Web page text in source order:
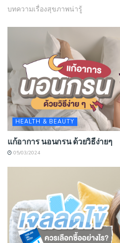
บทความเรื่องสุขภาพน่ารู้
HEALTH & BEAUTY
แก้อาการ นอนกรน ด้วยวิธีง่ายๆ
05/03/2024